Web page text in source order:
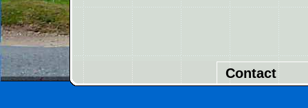
Contact